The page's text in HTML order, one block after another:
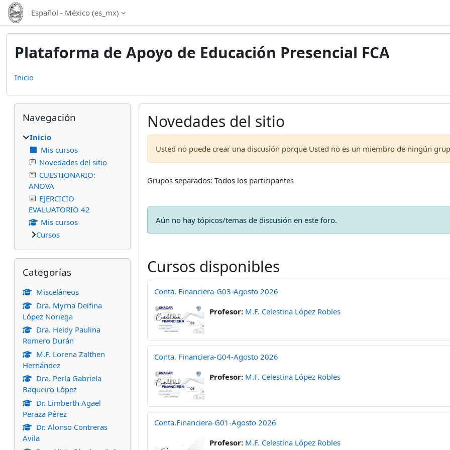
Saltar al contenido principal
Español - México ‎(es_mx)‎
Plataforma de Apoyo de Educación Presencial FCA
Inicio
Novedades del sitio
Usted no puede crear una discusión porque Usted no es un miembro de ningún
Grupos separados: Todos los participantes
Aún no hay tópicos/temas de discusión en este foro.
Cursos disponibles
Conta. Financiera-G03-Agosto 2026
Profesor: M.F. Celestina López Robles
Conta. Financiera-G04-Agosto 2026
Profesor: M.F. Celestina López Robles
Conta.Financiera-G01-Agosto 2026
Profesor: M.F. Celestina López Robles
Bloques
Omitir Navegación
Navegación
Inicio
Mis cursos
Novedades del sitio
CUESTIONARIO:
ANOVA
EJERCICIO
EVALUATORIO 42
Mis cursos
Cursos
Omitir Categorías
Categorías
Misceláneos
Dra. Myrna Delfina
López Noriega
Dra. Heidy Paulina
Romero Durán
M.F. Lorena Zalthen
Hernández
Dra. Perla Gabriela
Baqueiro López
Dr. Limberth Agael
Peraza Pérez
Dr. Alonso Contreras
Avila